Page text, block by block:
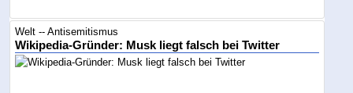
Welt -- Antisemitismus
Wikipedia-Gründer: Musk liegt falsch bei Twitter